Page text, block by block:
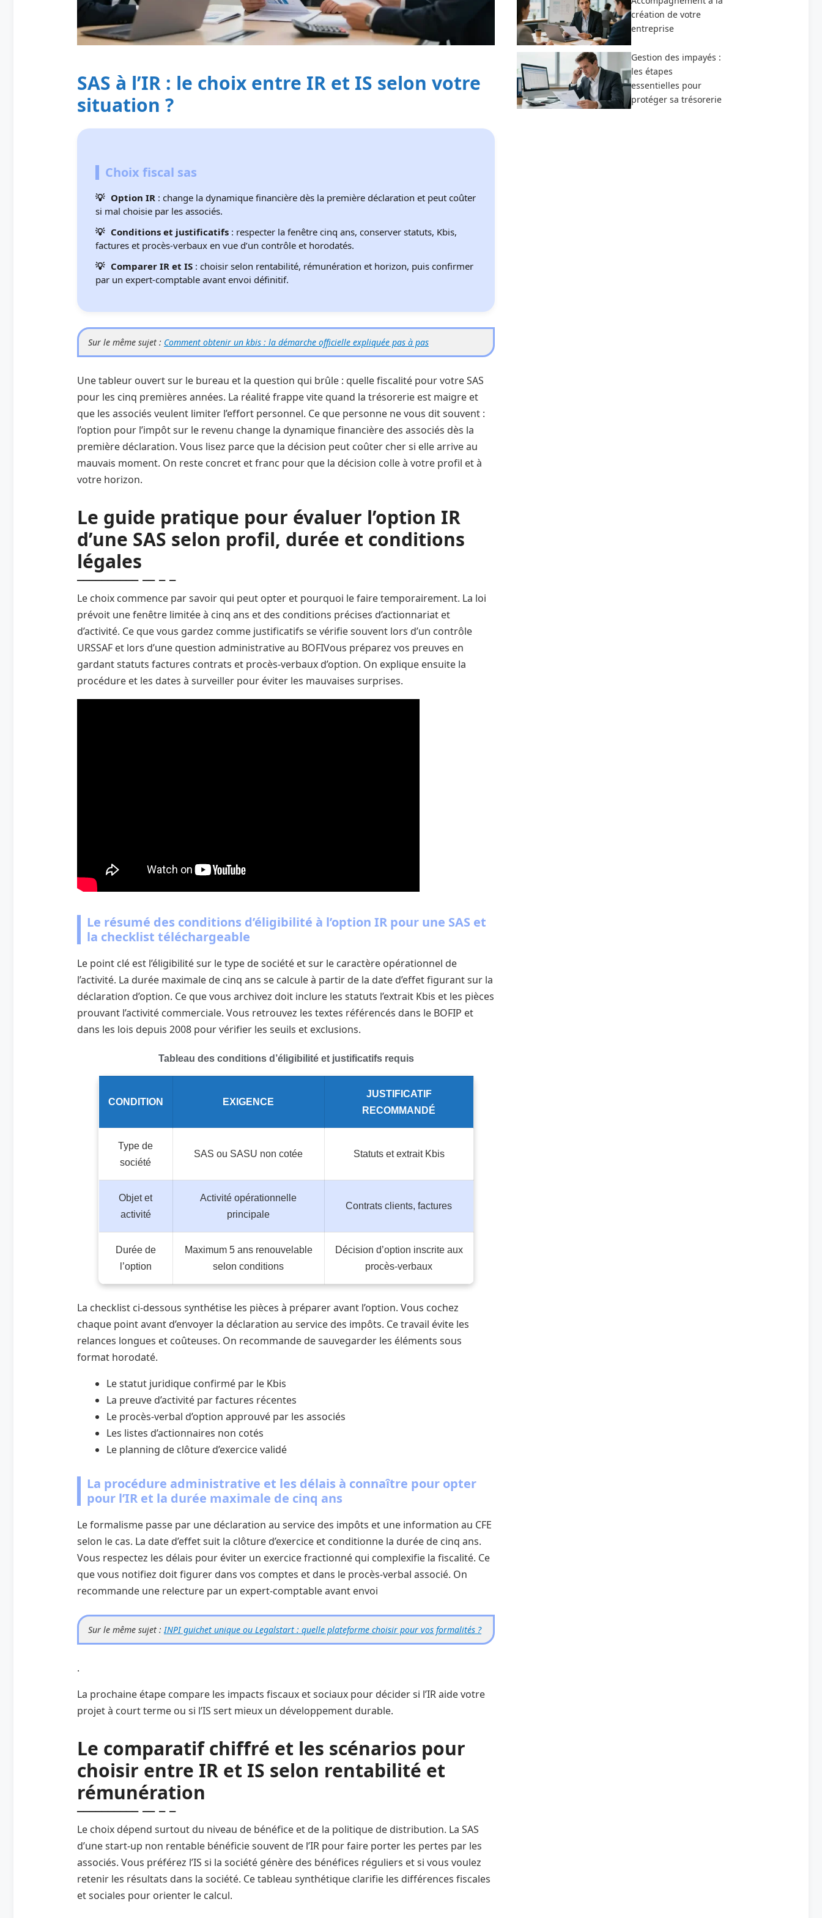
SAS à l’IR : le choix entre IR et IS selon votre
situation ?
Choix fiscal sas
Option IR : change la dynamique financière dès la première déclaration et peut coûter
si mal choisie par les associés.
Conditions et justificatifs : respecter la fenêtre cinq ans, conserver statuts, Kbis,
factures et procès‑verbaux en vue d’un contrôle et horodatés.
Comparer IR et IS : choisir selon rentabilité, rémunération et horizon, puis confirmer
par un expert‑comptable avant envoi définitif.
Sur le même sujet : Comment obtenir un kbis : la démarche officielle expliquée pas à pas
Une tableur ouvert sur le bureau et la question qui brûle : quelle fiscalité pour votre SAS
pour les cinq premières années. La réalité frappe vite quand la trésorerie est maigre et
que les associés veulent limiter l’effort personnel. Ce que personne ne vous dit souvent :
l’option pour l’impôt sur le revenu change la dynamique financière des associés dès la
première déclaration. Vous lisez parce que la décision peut coûter cher si elle arrive au
mauvais moment. On reste concret et franc pour que la décision colle à votre profil et à
votre horizon.
Le guide pratique pour évaluer l’option IR
d’une SAS selon profil, durée et conditions
légales
Le choix commence par savoir qui peut opter et pourquoi le faire temporairement. La loi
prévoit une fenêtre limitée à cinq ans et des conditions précises d’actionnariat et
d’activité. Ce que vous gardez comme justificatifs se vérifie souvent lors d’un contrôle
URSSAF et lors d’une question administrative au BOFIVous préparez vos preuves en
gardant statuts factures contrats et procès‑verbaux d’option. On explique ensuite la
procédure et les dates à surveiller pour éviter les mauvaises surprises.
Le résumé des conditions d’éligibilité à l’option IR pour une SAS et
la checklist téléchargeable
Le point clé est l’éligibilité sur le type de société et sur le caractère opérationnel de
l’activité. La durée maximale de cinq ans se calcule à partir de la date d’effet figurant sur la
déclaration d’option. Ce que vous archivez doit inclure les statuts l’extrait Kbis et les pièces
prouvant l’activité commerciale. Vous retrouvez les textes référencés dans le BOFIP et
dans les lois depuis 2008 pour vérifier les seuils et exclusions.
Tableau des conditions d’éligibilité et justificatifs requis
CONDITION EXIGENCE
JUSTIFICATIF
RECOMMANDÉ
Type de
société
SAS ou SASU non cotée Statuts et extrait Kbis
Objet et
activité
Activité opérationnelle
principale
Contrats clients, factures
Durée de
l’option
Maximum 5 ans renouvelable
selon conditions
Décision d’option inscrite aux
procès‑verbaux
La checklist ci‑dessous synthétise les pièces à préparer avant l’option. Vous cochez
chaque point avant d’envoyer la déclaration au service des impôts. Ce travail évite les
relances longues et coûteuses. On recommande de sauvegarder les éléments sous
format horodaté.
Le statut juridique confirmé par le Kbis
La preuve d’activité par factures récentes
Le procès‑verbal d’option approuvé par les associés
Les listes d’actionnaires non cotés
Le planning de clôture d’exercice validé
La procédure administrative et les délais à connaître pour opter
pour l’IR et la durée maximale de cinq ans
Le formalisme passe par une déclaration au service des impôts et une information au CFE
selon le cas. La date d’effet suit la clôture d’exercice et conditionne la durée de cinq ans.
Vous respectez les délais pour éviter un exercice fractionné qui complexifie la fiscalité. Ce
que vous notifiez doit figurer dans vos comptes et dans le procès‑verbal associé. On
recommande une relecture par un expert‑comptable avant envoi
Sur le même sujet :INPI guichet unique ou Legalstart : quelle plateforme choisir pour vos formalités ?
.
La prochaine étape compare les impacts fiscaux et sociaux pour décider si l’IR aide votre
projet à court terme ou si l’IS sert mieux un développement durable.
Le comparatif chiffré et les scénarios pour
choisir entre IR et IS selon rentabilité et
rémunération
Le choix dépend surtout du niveau de bénéfice et de la politique de distribution. La SAS
d’une start‑up non rentable bénéficie souvent de l’IR pour faire porter les pertes par les
associés. Vous préférez l’IS si la société génère des bénéfices réguliers et si vous voulez
retenir les résultats dans la société. Ce tableau synthétique clarifie les différences fiscales
et sociales pour orienter le calcul.
création de votre
entreprise
Gestion des impayés :
les étapes
essentielles pour
protéger sa trésorerie